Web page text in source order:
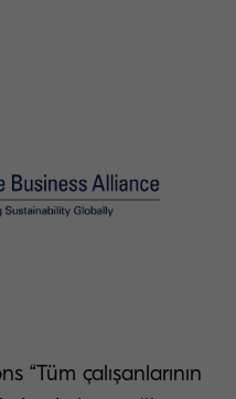
“Tüm çalışanlarının